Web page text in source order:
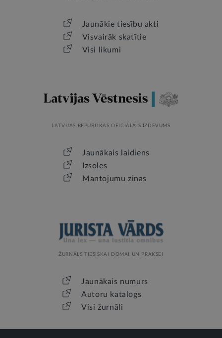
Jaunākie tiesību akti
Visvairāk skatītie
Visi likumi
LATVIJAS REPUBLIKAS OFICIĀLAIS IZDEVUMS
Jaunākais laidiens
Izsoles
Mantojumu ziņas
ŽURNĀLS TIESISKAI DOMAI UN PRAKSEI
Jaunākais numurs
Autoru katalogs
Visi žurnāli